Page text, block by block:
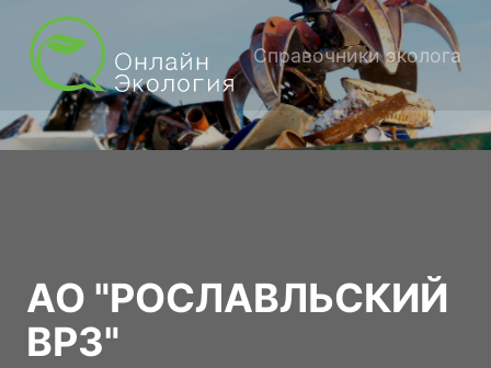
Справочники эколога
АО "РОСЛАВЛЬСКИЙ
ВРЗ"